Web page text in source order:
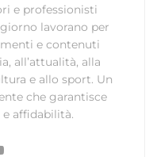
e professionisti
lavorano per
e contenuti
all’attualità, alla
e allo sport. Un
che garantisce
affidabilità.